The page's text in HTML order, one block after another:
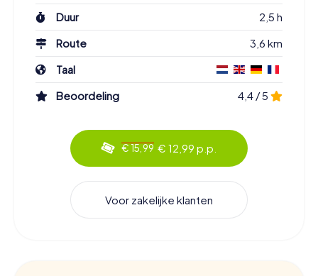
Duur
2,5 h
Route
3,6 km
Taal
Beoordeling
4,4 / 5
€ 15,99 € 12,99 p.p.
Voor zakelijke klanten